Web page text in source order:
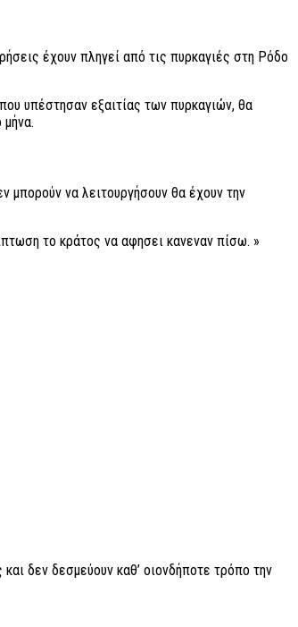
έχουν πληγεί από τις πυρκαγιές στη Ρόδο
υπέστησαν εξαιτίας των πυρκαγιών, θα
μπορούν να λειτουργήσουν θα έχουν την
το κράτος να αφησει κανεναν πίσω. »
δεν δεσμεύουν καθ’ οιονδήποτε τρόπο την